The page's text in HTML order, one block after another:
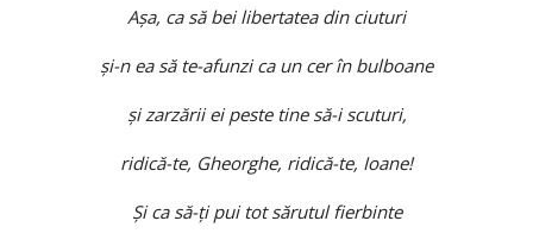
Aşa, ca să bei libertatea din ciuturi
şi-n ea să te-afunzi ca un cer în bulboane
şi zarzării ei peste tine să-i scuturi,
ridică-te, Gheorghe, ridică-te, Ioane!
Şi ca să-ţi pui tot sărutul fierbinte